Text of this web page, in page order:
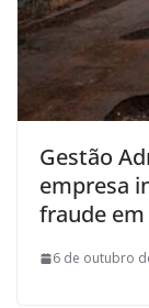
Gestão
empresa
fraude em
6 de outubro